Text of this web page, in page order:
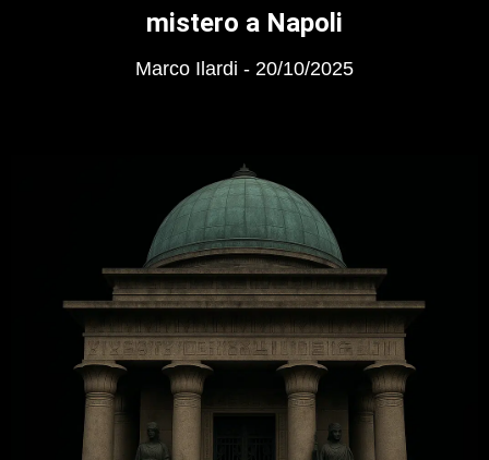
mistero a Napoli
Marco Ilardi 20/10/2025